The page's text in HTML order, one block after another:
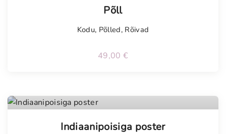
Põll
Kodu, Põlled, Rõivad
49,00 €
Indiaanipoisiga poster